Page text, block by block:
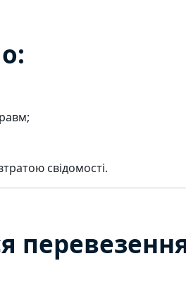
свідомості.